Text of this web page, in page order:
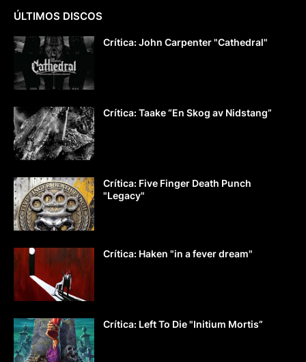
ÚLTIMOS DISCOS
Crítica: John Carpenter "Cathedral"
Crítica: Taake “En Skog av Nidstang”
Crítica: Five Finger Death Punch
"Legacy"
Crítica: Haken "in a fever dream"
Crítica: Left To Die "Initium Mortis”